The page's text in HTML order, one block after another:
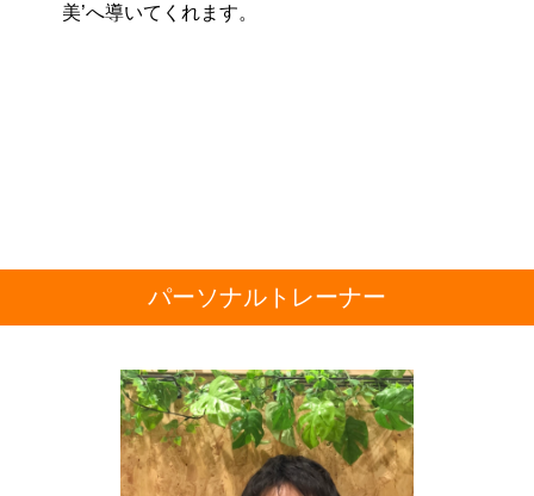
美’へ導いてくれます。
パーソナルトレーナー